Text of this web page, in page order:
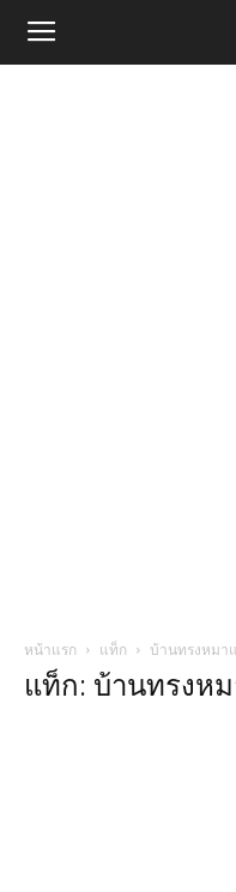
หน้าแรก แท็ก บ้านทรงหมา
แท็ก: บ้านทรงห